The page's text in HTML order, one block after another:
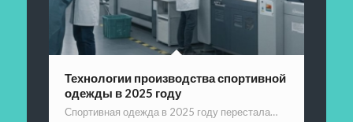
Технологии производства спортивной
одежды в 2025 году
Спортивная одежда в 2025 году перестала…